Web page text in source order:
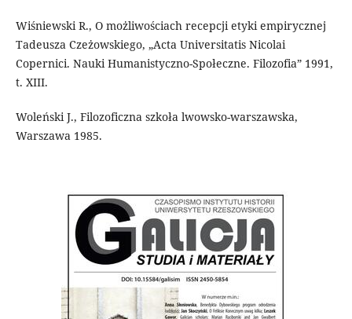
Wiśniewski R., O możliwościach recepcji etyki empirycznej
Tadeusza Czeżowskiego, „Acta Universitatis Nicolai
Copernici. Nauki Humanistyczno-Społeczne. Filozofia” 1991,
t. XIII.
Woleński J., Filozoficzna szkoła lwowsko-warszawska,
Warszawa 1985.